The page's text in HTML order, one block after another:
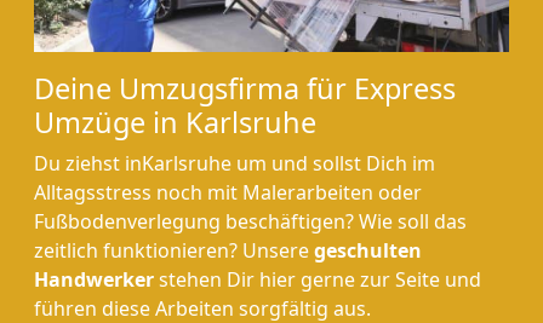
Deine Umzugsfirma für Express
Umzüge in Karlsruhe
Du ziehst inKarlsruhe um und sollst Dich im
Alltagsstress noch mit Malerarbeiten oder
Fußbodenverlegung beschäftigen? Wie soll das
zeitlich funktionieren? Unseregeschulten
Handwerkerstehen Dir hier gerne zur Seite und
führen diese Arbeiten sorgfältig aus.